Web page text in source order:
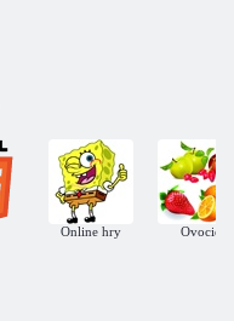
Online hry Ovocie